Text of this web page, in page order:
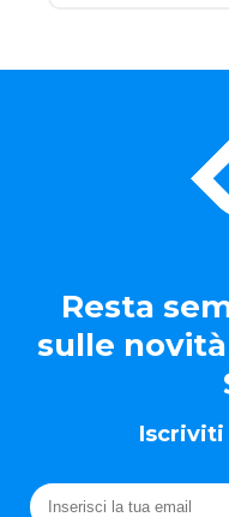
Resta
sulle
Iscriviti